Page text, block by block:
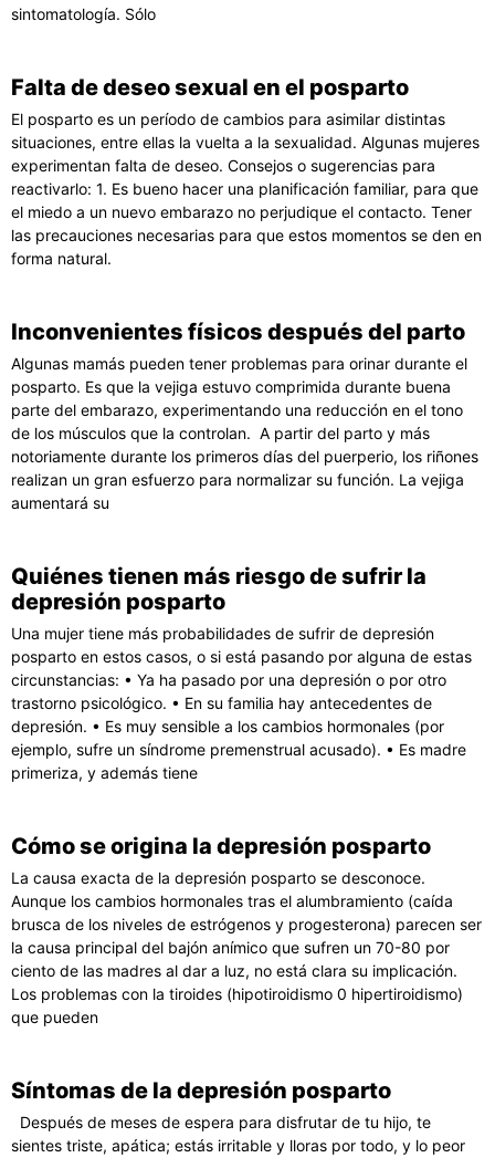
sintomatología. Sólo
Falta de deseo sexual en el posparto
El posparto es un período de cambios para asimilar distintas
situaciones, entre ellas la vuelta a la sexualidad. Algunas mujeres
experimentan falta de deseo. Consejos o sugerencias para
reactivarlo: 1. Es bueno hacer una planificación familiar, para que
el miedo a un nuevo embarazo no perjudique el contacto. Tener
las precauciones necesarias para que estos momentos se den en
forma natural.
Inconvenientes físicos después del parto
Algunas mamás pueden tener problemas para orinar durante el
posparto. Es que la vejiga estuvo comprimida durante buena
parte del embarazo, experimentando una reducción en el tono
de los músculos que la controlan. A partir del parto y más
notoriamente durante los primeros días del puerperio, los riñones
realizan un gran esfuerzo para normalizar su función. La vejiga
aumentará su
Quiénes tienen más riesgo de sufrir la
depresión posparto
Una mujer tiene más probabilidades de sufrir de depresión
posparto en estos casos, o si está pasando por alguna de estas
circunstancias: • Ya ha pasado por una depresión o por otro
trastorno psicológico. • En su familia hay antecedentes de
depresión. • Es muy sensible a los cambios hormonales (por
ejemplo, sufre un síndrome premenstrual acusado). • Es madre
primeriza, y además tiene
Cómo se origina la depresión posparto
La causa exacta de la depresión posparto se desconoce.
Aunque los cambios hormonales tras el alumbramiento (caída
brusca de los niveles de estrógenos y progesterona) parecen ser
la causa principal del bajón anímico que sufren un 70-80 por
ciento de las madres al dar a luz, no está clara su implicación.
Los problemas con la tiroides (hipotiroidismo 0 hipertiroidismo)
que pueden
Síntomas de la depresión posparto
Después de meses de espera para disfrutar de tu hijo, te
sientes triste, apática; estás irritable y lloras por todo, y lo peor